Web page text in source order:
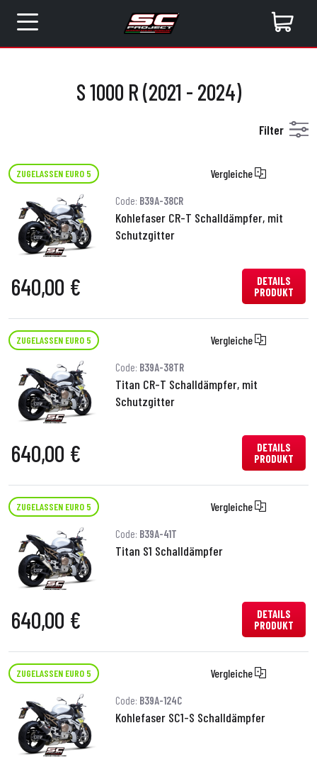
S 1000 R (2021 - 2024)
Filter
ZUGELASSEN EURO 5 Vergleiche
Code: B39A-38CR
Kohlefaser CR-T Schalldämpfer, mit
Schutzgitter
640,00 €
DETAILS
PRODUKT
ZUGELASSEN EURO 5 Vergleiche
Code: B39A-38TR
Titan CR-T Schalldämpfer, mit
Schutzgitter
640,00 €
DETAILS
PRODUKT
ZUGELASSEN EURO 5 Vergleiche
Code: B39A-41T
Titan S1 Schalldämpfer
640,00 €
DETAILS
PRODUKT
ZUGELASSEN EURO 5 Vergleiche
Code: B39A-124C
Kohlefaser SC1-S Schalldämpfer